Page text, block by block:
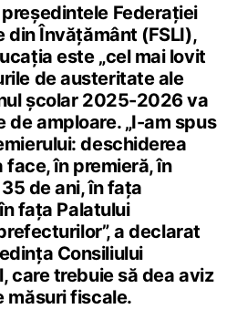
Federației
din Învățământ (FSLI),
este „cel mai lovit
de austeritate ale
școlar 2025-2026 va
amploare. „I-am spus
deschiderea
în premieră, în
de ani, în fața
fața Palatului
a declarat
Consiliului
care trebuie să dea aviz
măsuri fiscale.